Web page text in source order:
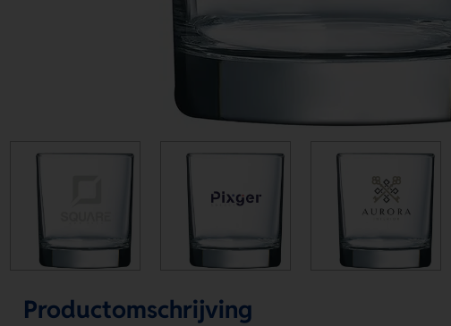
Productomschrijving